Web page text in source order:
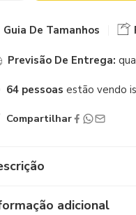
Guia De Tamanhos
Previsão De Entrega:
64 pessoas estão vendo
Compartilhar
adicional